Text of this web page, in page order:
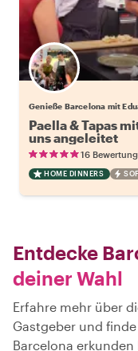
Genieße Barcelona mit
Paella & Tapas
uns angeleitet
16
HOME DINNERS
Entdecke
deiner Wahl
Erfahre mehr über
Gastgeber und
Barcelona erkunden